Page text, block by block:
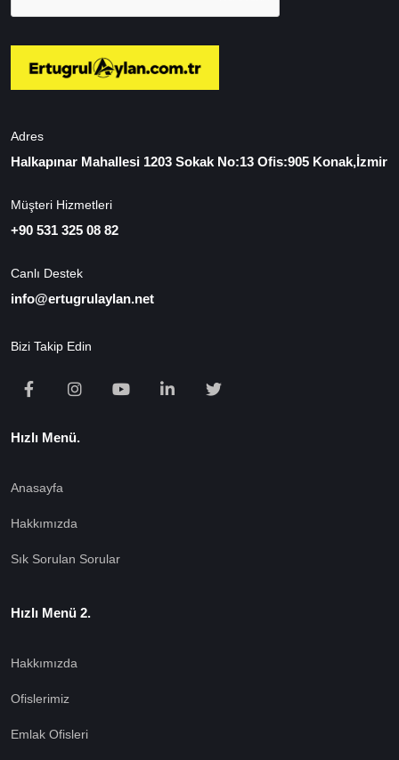
Adres
Halkapınar Mahallesi 1203 Sokak No:13 Ofis:905 Konak,İzmir
Müşteri Hizmetleri
+90 531 325 08 82
Canlı Destek
info@ertugrulaylan.net
Bizi Takip Edin
Hızlı Menü.
Anasayfa
Hakkımızda
Sık Sorulan Sorular
Hızlı Menü 2.
Hakkımızda
Ofislerimiz
Emlak Ofisleri